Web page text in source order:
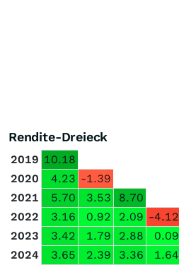
Rendite-Dreieck
2019 10.18
2020
4.23 -1.39
2021
5.70 3.53
8.70
2022
3.16 0.92 2.09 -4.12
2023
3.42 1.79 2.88 0.09
2024
3.65 2.39 3.36 1.64